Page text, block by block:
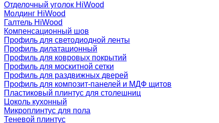
Отделочный уголок HiWood
Молдинг HiWood
Галтель HiWood
Компенсационный шов
Профиль для светодиодной ленты
Профиль дилатационный
Профиль для ковровых покрытий
Профиль для москитной сетки
Профиль для раздвижных дверей
Профиль для композит-панелей и МДФ щитов
Пластиковый плинтус для столешниц
Цоколь кухонный
Микроплинтус для пола
Теневой плинтус